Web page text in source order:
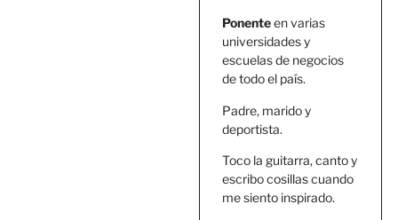
Ponenteen varias
universidades y
escuelas de negocios
de todo el país.
Padre, marido y
deportista.
Toco la guitarra, canto y
escribo cosillas cuando
me siento inspirado.